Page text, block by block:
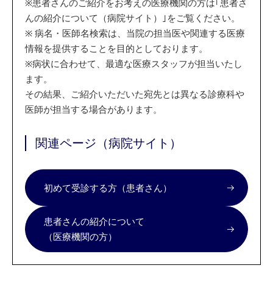
※患者さんのご紹介をお考えの医療機関の方は｢患者さ
んの紹介について（病院サイト）｣をご覧ください。
※ 病名・医師名検索は、当院の担当医や関連する医療
情報を提供することを目的としております。
※病状に合わせて、最適な医療スタッフが担当いたし
ます。
その結果、ご紹介いただいた宛先とは異なる診療科や
医師が担当する場合があります。
関連ページ（病院サイト）
初めて受診する方（患者さん）
患者さんの紹介について
（医療機関の方）